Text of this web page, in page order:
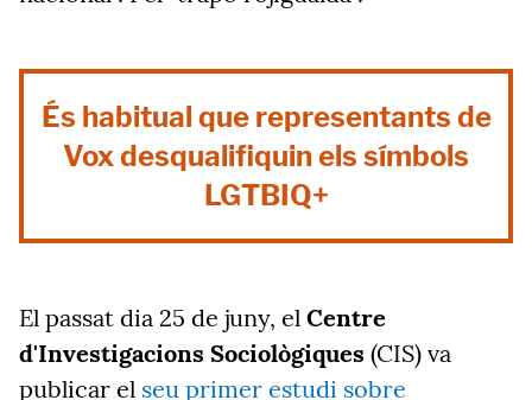
És habitual que representants de
Vox desqualifiquin els símbols
LGTBIQ+
El passat dia 25 de juny, el Centre
d'Investigacions Sociològiques (CIS) va
publicar el seu primer estudi sobre